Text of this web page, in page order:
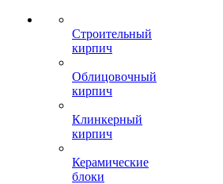
Строительный
кирпич
Облицовочный
кирпич
Клинкерный
кирпич
Керамические
блоки